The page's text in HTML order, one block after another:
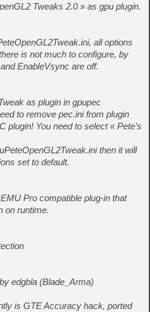
Tweaks 2.0 » as gpu plugin.
all options
is not much to configure, by
EnableVsync are off.
as plugin in gpupec
to remove pec.ini from plugin
plugin! You need to select « Pete’s
then it will
set to default.
Pro compatible plug-in that
on runtime.
edgbla (Blade_Arma)
is GTE Accuracy hack, ported